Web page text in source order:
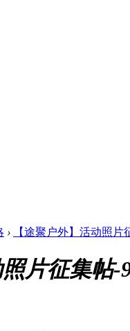
› 【途聚户外】活动照片
照片征集帖